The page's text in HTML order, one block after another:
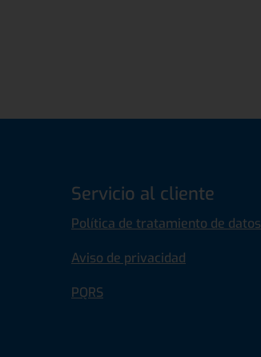
Servicio al cliente
Política de tratamiento de datos
Aviso de privacidad
PQRS